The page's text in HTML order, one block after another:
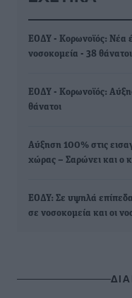
ΕΟΔΥ - Κορωνοϊός: Νέα
νοσοκομεία - 38
ΕΟΔΥ - Κορωνοϊός:
θάνατοι
Αύξηση 100% στις
χώρας – Σαρώνει και o
ΕΟΔΥ: Σε υψηλά
σε νοσοκομεία και οι